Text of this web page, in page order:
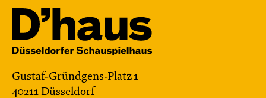
Gustaf-Gründgens-Platz 1
40211 Düsseldorf